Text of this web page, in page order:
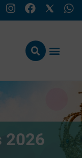
2026